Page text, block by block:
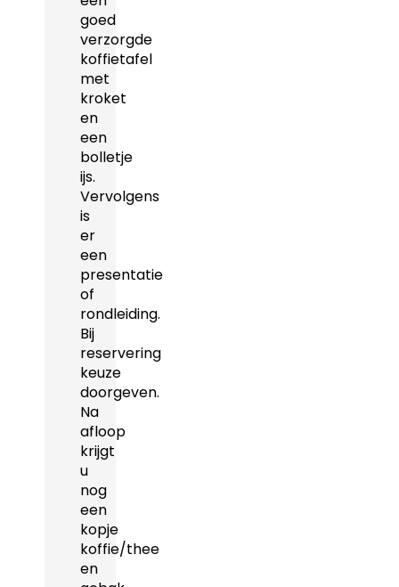
goed
verzorgde
koffietafel
met
kroket
en
een
bolletje
ijs.
Vervolgens
is
er
een
presentatie
of
rondleiding.
Bij
reservering
keuze
doorgeven.
Na
afloop
krijgt
u
nog
een
kopje
koffie/thee
en